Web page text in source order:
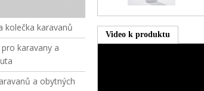
kolečka karavanů
karavany a
a obytných
Video k produktu